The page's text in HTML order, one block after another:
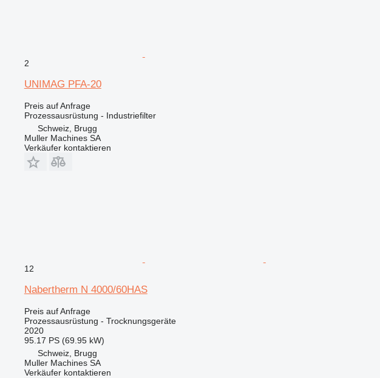
2
UNIMAG PFA-20
Preis auf Anfrage
Prozessausrüstung - Industriefilter
Schweiz, Brugg
Muller Machines SA
Verkäufer kontaktieren
12
Nabertherm N 4000/60HAS
Preis auf Anfrage
Prozessausrüstung - Trocknungsgeräte
2020
95.17 PS (69.95 kW)
Schweiz, Brugg
Muller Machines SA
Verkäufer kontaktieren